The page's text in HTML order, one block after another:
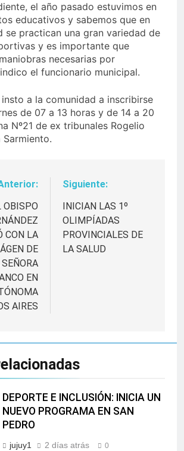
el año pasado estuvimos en
educativos y sabemos que en
se practican una gran variedad de
y es importante que
necesarias por
el funcionario municipal.
a la comunidad a inscribirse
de 07 a 13 horas y de 14 a 20
Nº21 de ex tribunales Rogelio
Sarmiento.
OBISPO
CON LA
DE
EN
AIRES
Siguiente:
INICIAN LAS 1º
OLIMPÍADAS
PROVINCIALES DE
LA SALUD
DEPORTE E INCLUSIÓN: INICIA UN
NUEVO PROGRAMA EN SAN
PEDRO
jujuy1 2 días atrás 0